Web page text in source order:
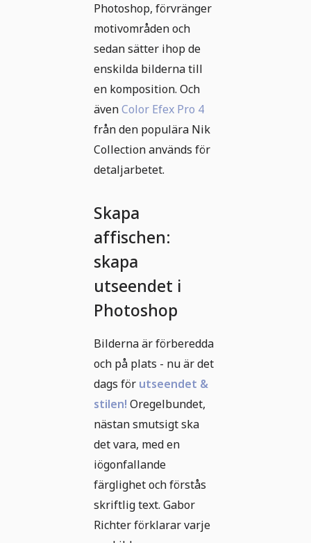
Photoshop, förvränger
motivområden och
sedan sätter ihop de
enskilda bilderna till
en komposition. Och
ävenColor Efex Pro 4
från den populära Nik
Collection används för
detaljarbetet.
Skapa
affischen:
skapa
utseendet i
Photoshop
Bilderna är förberedda
och på plats - nu är det
dags för utseendet &
stilen! Oregelbundet,
nästan smutsigt ska
det vara, med en
iögonfallande
färglighet och förstås
skriftlig text. Gabor
Richter förklarar varje